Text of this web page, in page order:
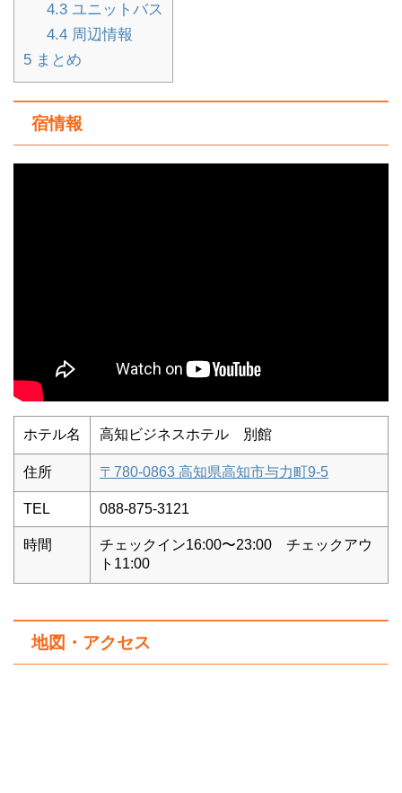
4.3ユニットバス
4.4周辺情報
5 まとめ
宿情報
ホテル名 高知ビジネスホテル 別館
住所 〒780-0863 高知県高知市与力町9-5
TEL 088-875-3121
時間
チェックイン16:00〜23:00 チェックアウ
ト11:00
地図・アクセス